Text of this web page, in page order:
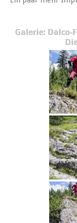
Galerie: Dalco-